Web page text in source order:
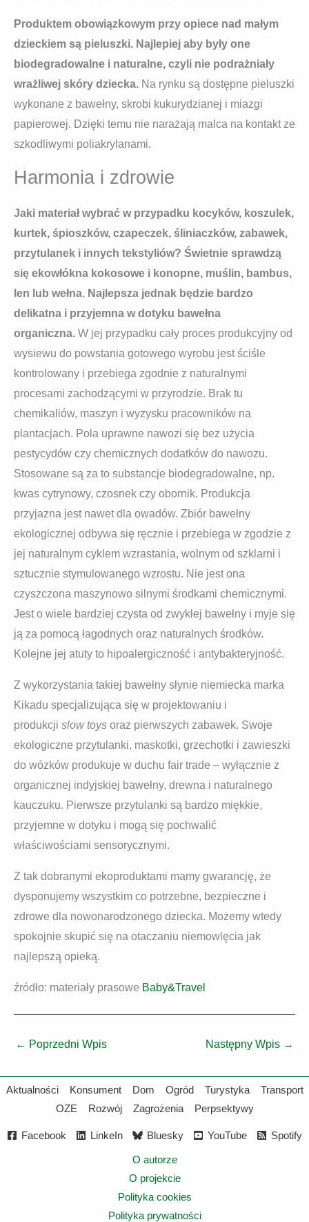
Produktem obowiązkowym przy opiece nad małym
dzieckiem są pieluszki. Najlepiej aby były one
biodegradowalne i naturalne, czyli nie podrażniały
wrażliwej skóry dziecka. Na rynku są dostępne pieluszki
wykonane z bawełny, skrobi kukurydzianej i miazgi
papierowej. Dzięki temu nie narażają malca na kontakt ze
szkodliwymi poliakrylanami.
Harmonia i zdrowie
Jaki materiał wybrać w przypadku kocyków, koszulek,
kurtek, śpioszków, czapeczek, śliniaczków, zabawek,
przytulanek i innych tekstyliów? Świetnie sprawdzą
się ekowłókna kokosowe i konopne, muślin, bambus,
len lub wełna. Najlepsza jednak będzie bardzo
delikatna i przyjemna w dotyku bawełna
organiczna. W jej przypadku cały proces produkcyjny od
wysiewu do powstania gotowego wyrobu jest ściśle
kontrolowany i przebiega zgodnie z naturalnymi
procesami zachodzącymi w przyrodzie. Brak tu
chemikaliów, maszyn i wyzysku pracowników na
plantacjach. Pola uprawne nawozi się bez użycia
pestycydów czy chemicznych dodatków do nawozu.
Stosowane są za to substancje biodegradowalne, np.
kwas cytrynowy, czosnek czy obornik. Produkcja
przyjazna jest nawet dla owadów. Zbiór bawełny
ekologicznej odbywa się ręcznie i przebiega w zgodzie z
jej naturalnym cyklem wzrastania, wolnym od szklarni i
sztucznie stymulowanego wzrostu. Nie jest ona
czyszczona maszynowo silnymi środkami chemicznymi.
Jest o wiele bardziej czysta od zwykłej bawełny i myje się
ją za pomocą łagodnych oraz naturalnych środków.
Kolejne jej atuty to hipoalergiczność i antybakteryjność.
Z wykorzystania takiej bawełny słynie niemiecka marka
Kikadu specjalizująca się w projektowaniu i
produkcji slow toys oraz pierwszych zabawek. Swoje
ekologiczne przytulanki, maskotki, grzechotki i zawieszki
do wózków produkuje w duchu fair trade – wyłącznie z
organicznej indyjskiej bawełny, drewna i naturalnego
kauczuku. Pierwsze przytulanki są bardzo miękkie,
przyjemne w dotyku i mogą się pochwalić
właściwościami sensorycznymi.
Z tak dobranymi ekoproduktami mamy gwarancję, że
dysponujemy wszystkim co potrzebne, bezpieczne i
zdrowe dla nowonarodzonego dziecka. Możemy wtedy
spokojnie skupić się na otaczaniu niemowlęcia jak
najlepszą opieką.
źródło: materiały prasowe Baby&Travel
← Poprzedni Wpis Następny Wpis →
Aktualności Konsument Dom Ogród Turystyka
Transport
OZE
Rozwój Zagrożenia Perpsektywy
Facebook LinkeIn Bluesky YouTube Spotify
O autorze
O projekcie
Polityka cookies
Polityka prywatności